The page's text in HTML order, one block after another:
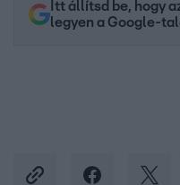
Itt állítsd be, hogy
legyen a Google-